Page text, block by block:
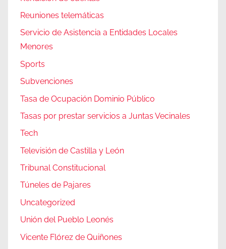
Reuniones telemáticas
Servicio de Asistencia a Entidades Locales
Menores
Sports
Subvenciones
Tasa de Ocupación Dominio Público
Tasas por prestar servicios a Juntas Vecinales
Tech
Televisión de Castilla y León
Tribunal Constitucional
Túneles de Pajares
Uncategorized
Unión del Pueblo Leonés
Vicente Flórez de Quiñones